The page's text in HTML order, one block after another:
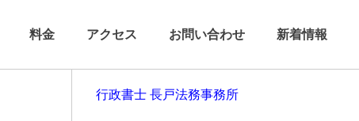
料金 アクセス お問い合わせ 新着情報
行政書士 長戸法務事務所